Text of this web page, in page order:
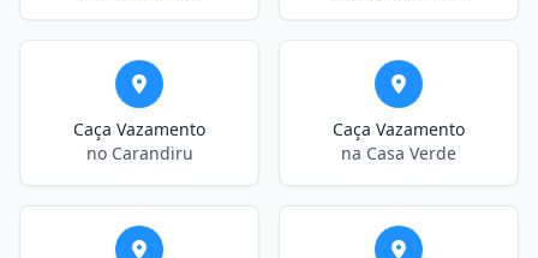
Caça Vazamento
no Carandiru
Caça Vazamento
na Casa Verde